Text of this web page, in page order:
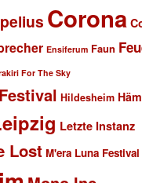
Corona
Ensiferum Faun
For The Sky
Hildesheim
Letzte Instanz
Lost M'era Luna Festival